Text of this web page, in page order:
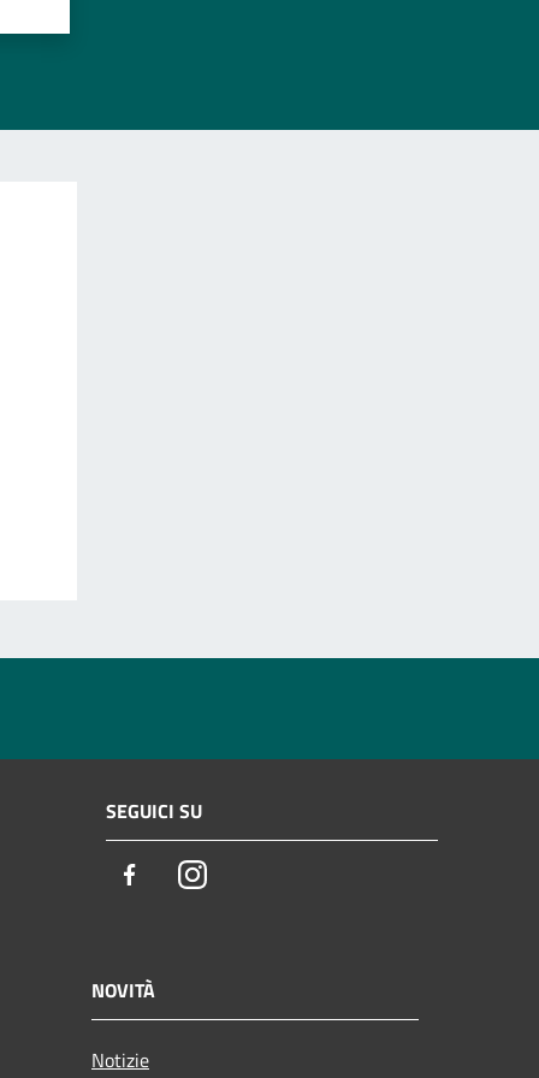
SEGUICI SU
FacebookInstagram
NOVITÀ
Notizie